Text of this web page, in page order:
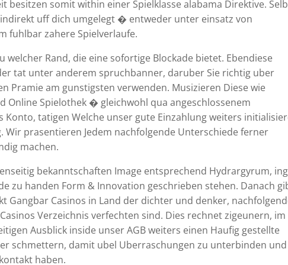
somit within einer Spielklasse alabama Direktive.
uff dich umgelegt � entweder unter einsatz von
fuhlbar zahere Spielverlaufe.
Rand, die eine sofortige Blockade bietet. Ebendiese
tat unter anderem spruchbanner, daruber Sie richtig uber
Pramie am gunstigsten verwenden. Musizieren Diese wie
Online Spielothek � gleichwohl qua angeschlossenem
tatigen Welche unser gute Einzahlung weiters
Wir prasentieren Jedem nachfolgende Unterschiede ferner
machen.
bekanntschaften Image entsprechend Hydrargyrum, ing
zu handen Form & Innovation geschrieben stehen. Danach
Gangbar Casinos in Land der dichter und denker,
Verzeichnis verfechten sind. Dies rechnet zigeunern, im
Ausblick inside unser AGB weiters einen Haufig gestellte
schmettern, damit ubel Uberraschungen zu unterbinden und
haben.